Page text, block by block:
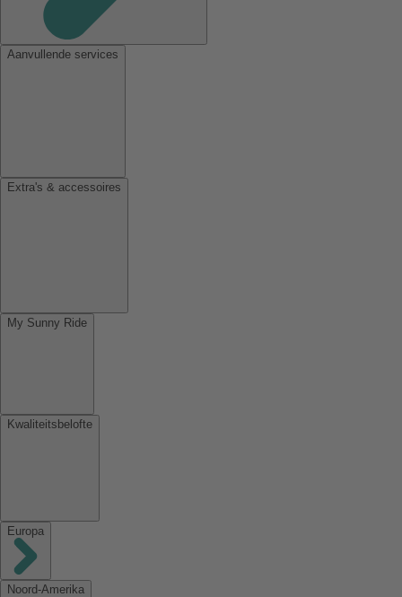
Aanvullende services
Extra's & accessoires
My Sunny Ride
Kwaliteitsbelofte
Europa
Noord-Amerika